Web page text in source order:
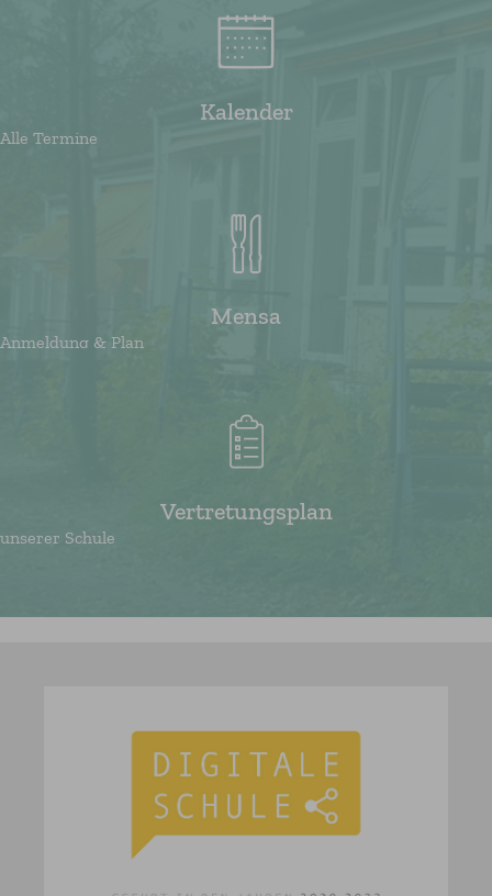
Kalender
Alle Termine
Mensa
Anmeldung & Plan
Vertretungsplan
unserer Schule